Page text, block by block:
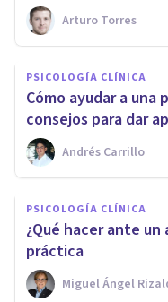
Arturo Torres
PSICOLOGÍA CLÍNICA
Cómo ayudar a una
consejos para dar
Andrés Carrillo
PSICOLOGÍA CLÍNICA
¿Qué hacer ante un
práctica
Miguel Ángel